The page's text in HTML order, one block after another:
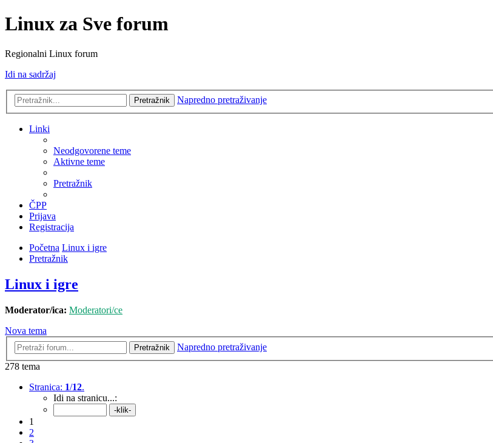
Linux za Sve forum
Regionalni Linux forum
Idi na sadržaj
Pretražnik Napredno pretraživanje
Linki
Neodgovorene teme
Aktivne teme
Pretražnik
ČPP
Prijava
Registracija
Početna Linux i igre
Pretražnik
Linux i igre
Moderator/ica: Moderatori/ce
Nova tema
Pretražnik
Napredno pretraživanje
278 tema
Stranica: 1/12.
Idi na stranicu...:
1
2